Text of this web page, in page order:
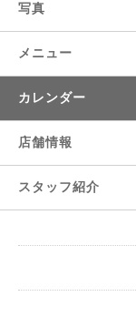
写真
メニュー
カレンダー
店舗情報
スタッフ紹介